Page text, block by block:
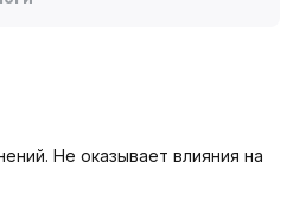
Не оказывает влияния на